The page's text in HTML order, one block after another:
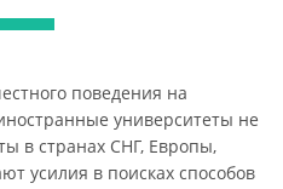
поведения на
университеты не
в странах СНГ, Европы,
усилия в поисках способов